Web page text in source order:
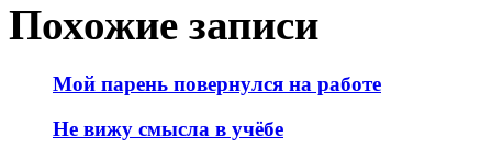
Похожие записи
Мой парень повернулся на работе
Не вижу смысла в учёбе